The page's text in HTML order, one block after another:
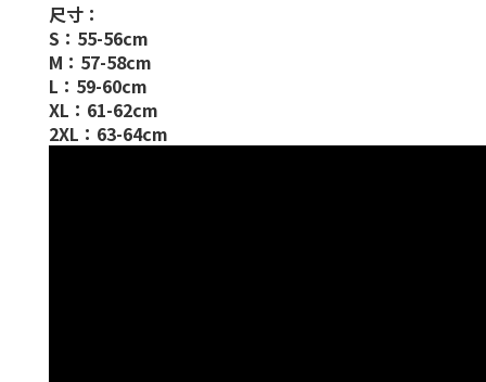
尺寸：
S：55-56cm
M：57-58cm
L：59-60cm
XL：61-62cm
2XL：63-64cm